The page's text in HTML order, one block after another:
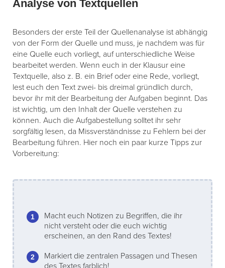
Analyse von Textquellen
Besonders der erste Teil der Quellenanalyse ist abhängig
von der Form der Quelle und muss, je nachdem was für
eine Quelle euch vorliegt, auf unterschiedliche Weise
bearbeitet werden. Wenn euch in der Klausur eine
Textquelle, also z. B. ein Brief oder eine Rede, vorliegt,
lest euch den Text zwei- bis dreimal gründlich durch,
bevor ihr mit der Bearbeitung der Aufgaben beginnt. Das
ist wichtig, um den Inhalt der Quelle verstehen zu
können. Auch die Aufgabestellung solltet ihr sehr
sorgfältig lesen, da Missverständnisse zu Fehlern bei der
Bearbeitung führen. Hier noch ein paar kurze Tipps zur
Vorbereitung:
Macht euch Notizen zu Begriffen, die ihr
nicht versteht oder die euch wichtig
erscheinen, an den Rand des Textes!
Markiert die zentralen Passagen und Thesen